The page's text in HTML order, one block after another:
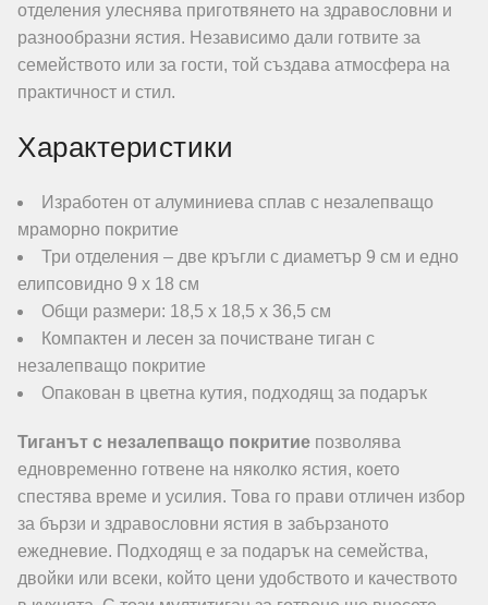
отделения улеснява приготвянето на здравословни и
разнообразни ястия. Независимо дали готвите за
семейството или за гости, той създава атмосфера на
практичност и стил.
Характеристики
Изработен от алуминиева сплав с незалепващо
мраморно покритие
Три отделения – две кръгли с диаметър 9 см и едно
елипсовидно 9 х 18 см
Общи размери: 18,5 х 18,5 х 36,5 см
Компактен и лесен за почистване тиган с
незалепващо покритие
Опакован в цветна кутия, подходящ за подарък
Тиганът с незалепващо покритие позволява
едновременно готвене на няколко ястия, което
спестява време и усилия. Това го прави отличен избор
за бързи и здравословни ястия в забързаното
ежедневие. Подходящ е за подарък на семейства,
двойки или всеки, който цени удобството и качеството